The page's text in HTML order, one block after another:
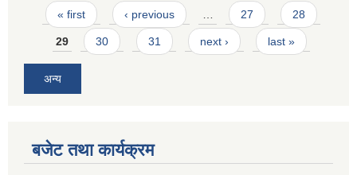
Pages
« first ‹ previous … 27 28
29 30 31 next › last »
अन्य
बजेट तथा कार्यक्रम